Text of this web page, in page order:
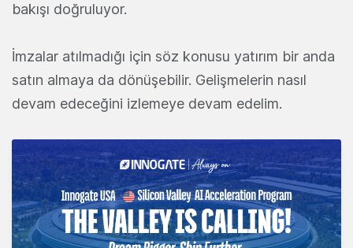
bakışı doğruluyor.
İmzalar atılmadığı için söz konusu yatırım bir anda
satın almaya da dönüşebilir. Gelişmelerin nasıl
devam edeceğini izlemeye devam edelim.